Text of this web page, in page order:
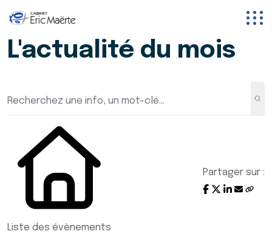
L'actualité du mois
Liste des évènements
Partager sur :